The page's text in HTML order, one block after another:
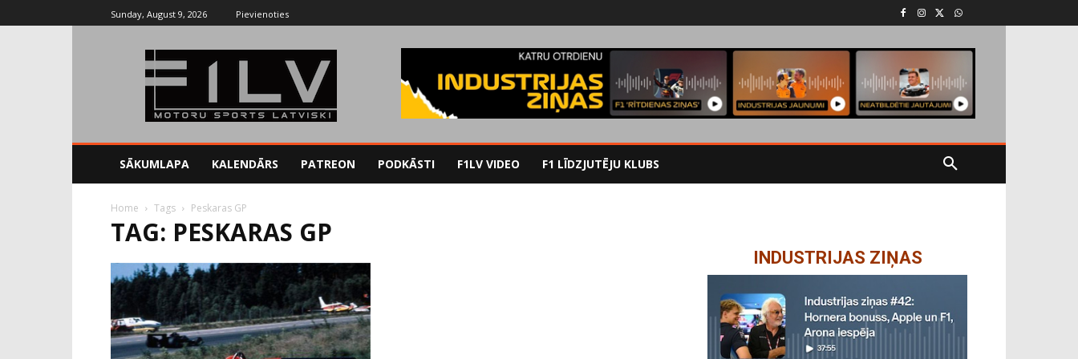
Sunday, August 9, 2026 Pievienoties
SĀKUMLAPA KALENDĀRS PATREON PODKĀSTI F1LV VIDEO F1 LĪDZJUTĒJU KLUBS
Home Tags Peskaras GP
TAG: PESKARAS GP
INDUSTRIJAS ZIŅAS